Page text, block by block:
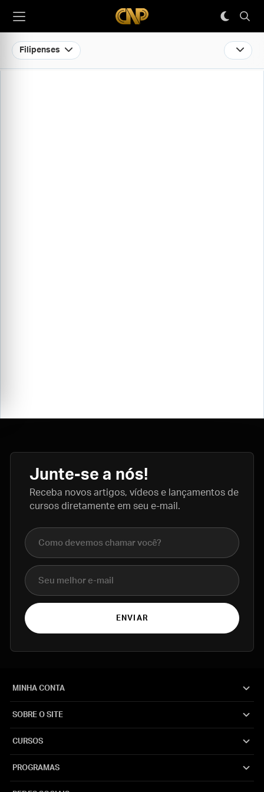
Filipenses
Junte-se a nós!
Receba novos artigos, vídeos e lançamentos de
cursos diretamente em seu e-mail.
Nome completo
E-mail
ENVIAR
MINHA CONTA
SOBRE O SITE
CURSOS
PROGRAMAS